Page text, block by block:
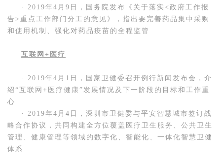
· 2019年4月9日，国务院发布《关于落实<政府工作报
告>重点工作部门分工的意见》，指出要完善药品集中采购
和使用机制、强化对药品疫苗的全程监管
互联网+医疗
· 2019年4月1日，国家卫健委召开例行新闻发布会，介
绍“互联网+医疗健康”发展情况及下一阶段的目标和工作重
心
· 2019年4月4日，深圳市卫健委与平安智慧城市签订战
略合作协议，共同构建全方位覆盖医疗卫生服务、公共卫生
管理、健康管理等领域的数字化、智能化、一体化智慧卫健
体系